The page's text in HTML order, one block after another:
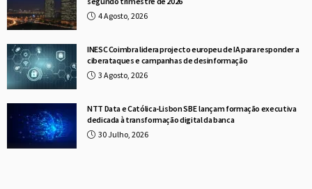
4 Agosto, 2026
INESC Coimbra lidera projecto europeu de IA para responder a
ciberataques e campanhas de desinformação
3 Agosto, 2026
NTT Data e Católica-Lisbon SBE lançam formação executiva
dedicada à transformação digital da banca
30 Julho, 2026